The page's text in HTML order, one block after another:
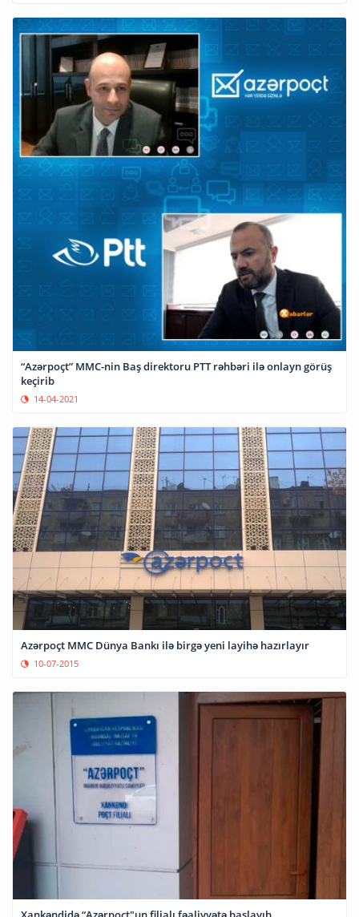
“Azərpoçt” MMC-nin Baş direktoru PTT rəhbəri ilə onlayn görüş
keçirib
14-04-2021
Azərpoçt MMC Dünya Bankı ilə birgə yeni layihə hazırlayır
10-07-2015